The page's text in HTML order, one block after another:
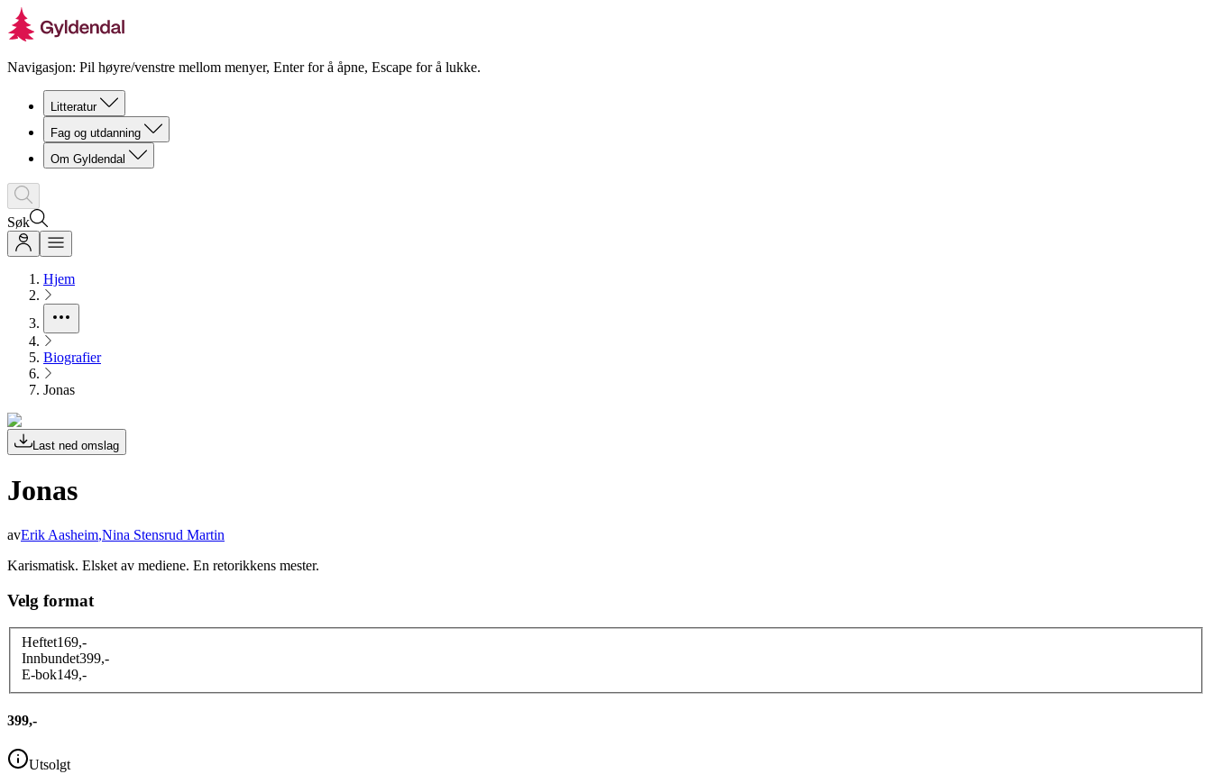
Navigasjon: Pil høyre/venstre mellom menyer, Enter for å åpne, Escape for å lukke.
Litteratur
Fag og utdanning
Om Gyldendal
Søk
Hjem
Biografier
Jonas
Last ned omslag
Jonas
avErik Aasheim,Nina Stensrud Martin
Karismatisk. Elsket av mediene. En retorikkens mester.
Velg format
Heftet169,-
Innbundet399,-
E-bok149,-
399,-
Utsolgt